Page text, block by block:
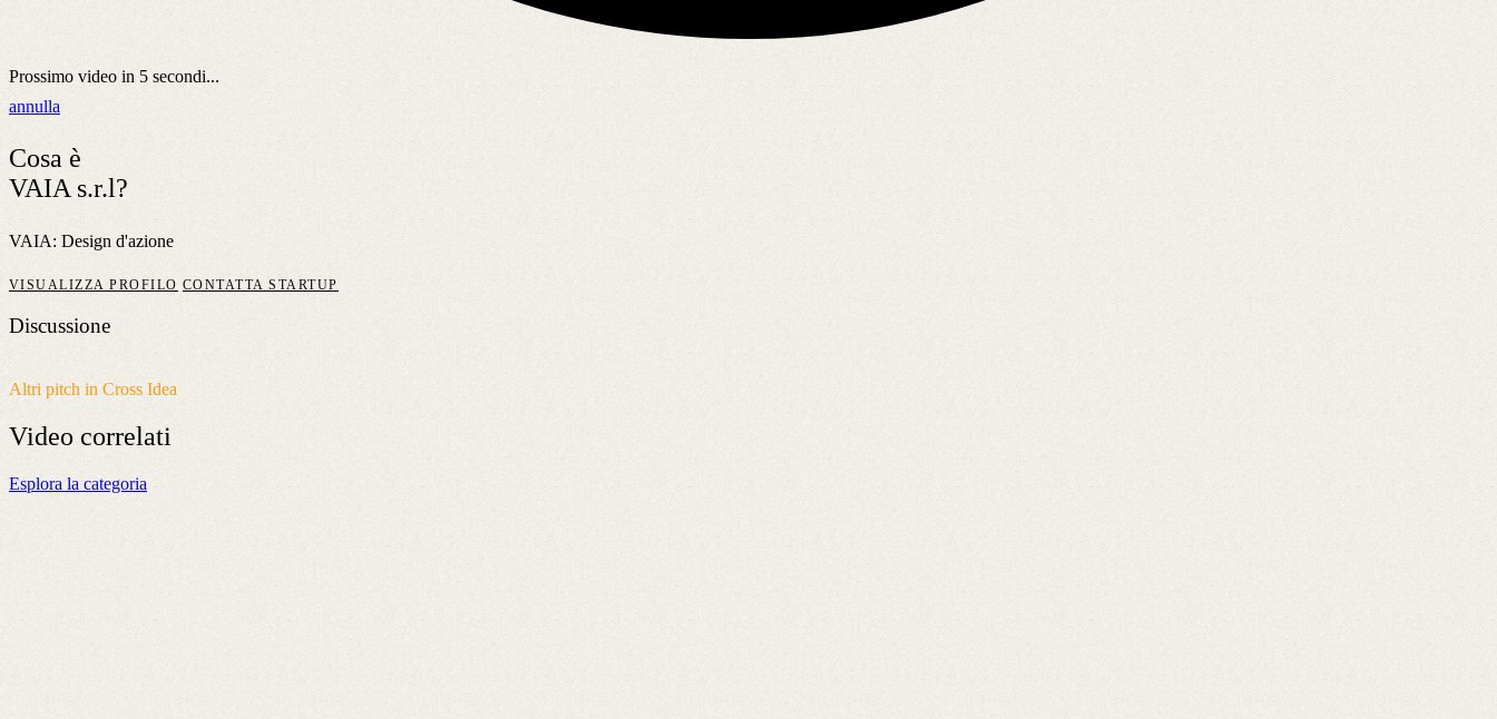
Prossimo video in 5 secondi...
annulla
Cosa è
VAIA s.r.l?
VAIA: Design d'azione
VISUALIZZA PROFILO CONTATTA STARTUP
Discussione
Altri pitch in Cross Idea
Video correlati
Esplora la categoria